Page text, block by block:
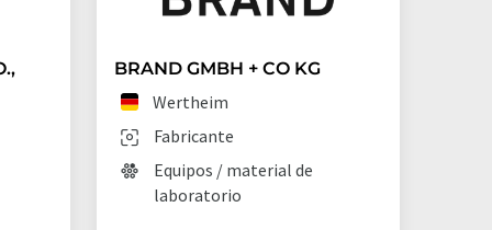
BRAND GMBH + CO KG
Wertheim
Fabricante
Equipos / material de
laboratorio